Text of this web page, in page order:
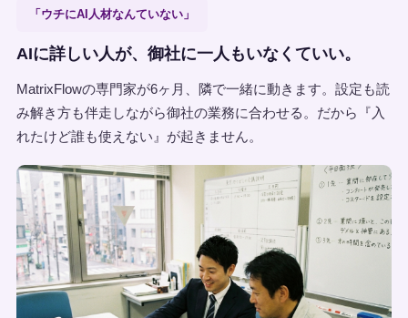
「ウチにAI人材なんていない」
AIに詳しい人が、御社に一人もいなくていい。
MatrixFlowの専門家が6ヶ月、隣で一緒に動きます。設定も読
み解き方も伴走しながら御社の業務に合わせる。だから『入
れたけど誰も使えない』が起きません。